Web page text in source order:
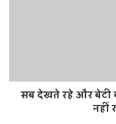
सब देखते रहे और बेटी
नहीं